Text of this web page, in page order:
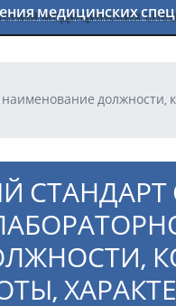
медицинских
СТАНДАРТ